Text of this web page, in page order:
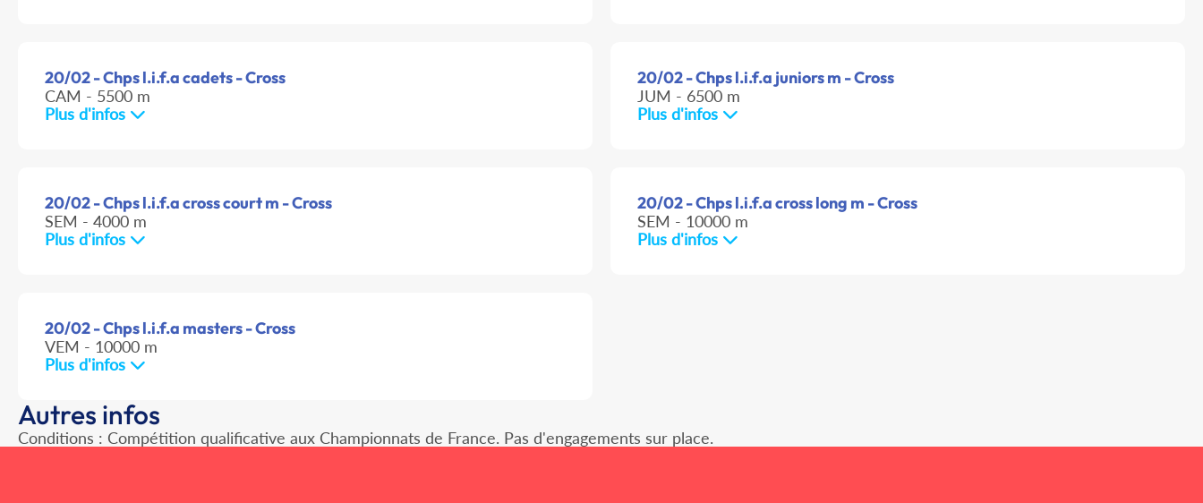
20/02 - Chps l.i.f.a cadets - Cross
CAM - 5500 m
Plus d'infos
20/02 - Chps l.i.f.a juniors m - Cross
JUM - 6500 m
Plus d'infos
20/02 - Chps l.i.f.a cross court m - Cross
SEM - 4000 m
Plus d'infos
20/02 - Chps l.i.f.a cross long m - Cross
SEM - 10000 m
Plus d'infos
20/02 - Chps l.i.f.a masters - Cross
VEM - 10000 m
Plus d'infos
Autres infos
Conditions : Compétition qualificative aux Championnats de France. Pas d'engagements sur place.